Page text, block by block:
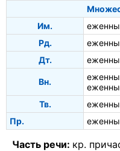
Им.
Рд.
Дт.
Вн.
Тв.
Пр.
Часть речи: кр.